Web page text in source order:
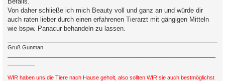
Von daher schließe ich mich Beauty voll und ganz an und würde dir
auch raten lieber durch einen erfahrenen Tierarzt mit gängigen Mitteln
wie bspw. Panacur behandeln zu lassen.
Gruß Gunman
WIR haben uns die Tiere nach Hause geholt, also sollten WIR sie auch bestmöglichst